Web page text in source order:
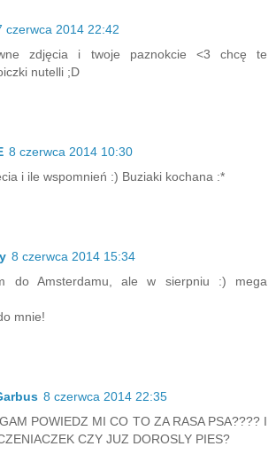
czerwca 2014 22:42
zdjęcia i twoje paznokcie <3 chcę te
nutelli ;D
8 czerwca 2014 10:30
i ile wspomnień :) Buziaki kochana :*
8 czerwca 2014 15:34
do Amsterdamu, ale w sierpniu :) mega
mnie!
8 czerwca 2014 22:35
POWIEDZ MI CO TO ZA RASA PSA???? I
CZY JUZ DOROSLY PIES?